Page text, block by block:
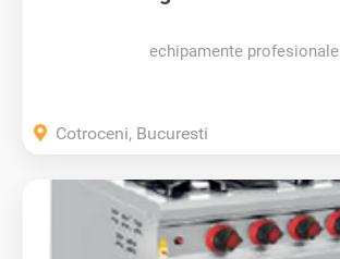
echipamente profesionale
Cotroceni, Bucuresti